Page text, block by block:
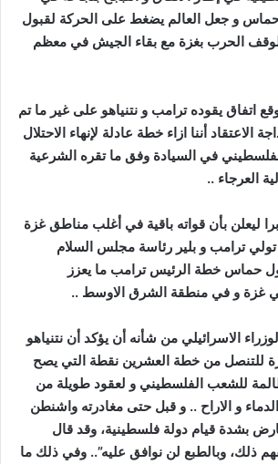
و جعل العالم يضغط على الحركة لقبول
لوقف الحرب بغزة مع بقاء الجيش في معظم
اتفاق يقوده ترامب و نتنياهو على غير ما تم
الاعتقاد أننا ازاء خطة عادلة لإنهاء الاحتلال
في السيادة وفق ما تقره الشرعية
العرجاء ..
ليعلن بأن قواته باقية في أغلب مناطق غزة
تولي ترامب و بلير رئاسة مجلس السلام
حماس خطة الرئيس ترامب ما يعزز
غزة و في منطقة الشرق الاوسط ..
الاسرائيلي من شأنه أن يؤكد أن نتنياهو
للتنصل من خطة العشرين نقطة التي يصح
للشعب الفلسطيني و لعقود طويلة من
و الاراح .. و قبل حتى مغادرته واشنطن
بشدة قيام دولة فلسطينية، وقد قال
ذلك، وبالطبع لن نوافق عليه”.. وفي ذلك ما